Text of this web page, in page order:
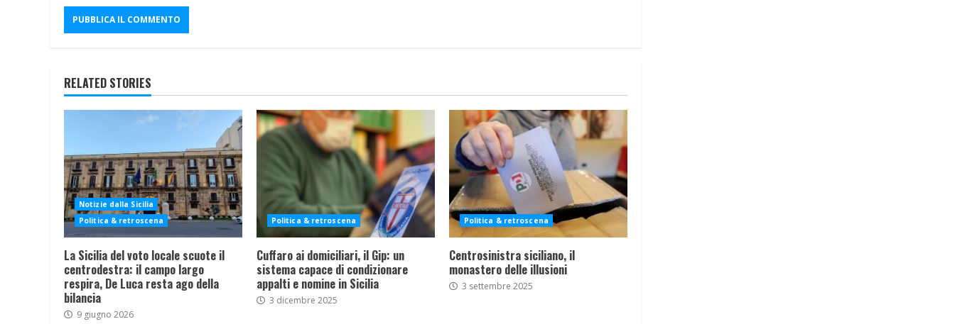
RELATED STORIES
Notizie dalla Sicilia
Politica & retroscena
La Sicilia del voto locale scuote il
centrodestra: il campo largo
respira, De Luca resta ago della
bilancia
9 giugno 2026
Politica & retroscena
Cuffaro ai domiciliari, il Gip: un
sistema capace di condizionare
appalti e nomine in Sicilia
3 dicembre 2025
Politica & retroscena
Centrosinistra siciliano, il
monastero delle illusioni
3 settembre 2025